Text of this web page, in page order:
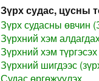
Зүрх судас, цусны
Зүрх судасны өвчин
Зүрхний хэм
Зүрхний хэм түргэсэх
Зүрхний шигдээс